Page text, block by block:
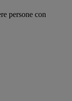
persone con